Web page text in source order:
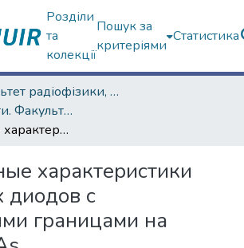
Розділи
та
колекції
Пошук за
критеріями
Статистика
Факультет радіофізики, біомедичної електроніки та комп’ютерних систем
Наукові роботи. Факультет радіофізики, біомедичної електроніки та комп’ютерних систем
Импедансные характеристики планарных диодов с туннельными границами на основе GaAs
характеристики
диодов с
границами на